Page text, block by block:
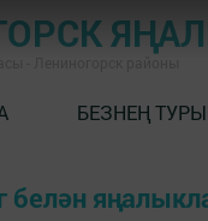
БЕЗНЕҢ
белән